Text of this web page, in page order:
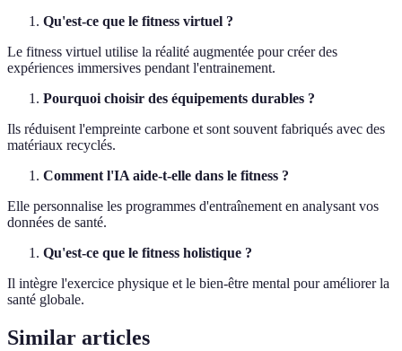
Qu'est-ce que le fitness virtuel ?
Le fitness virtuel utilise la réalité augmentée pour créer des
expériences immersives pendant l'entrainement.
Pourquoi choisir des équipements durables ?
Ils réduisent l'empreinte carbone et sont souvent fabriqués avec des
matériaux recyclés.
Comment l'IA aide-t-elle dans le fitness ?
Elle personnalise les programmes d'entraînement en analysant vos
données de santé.
Qu'est-ce que le fitness holistique ?
Il intègre l'exercice physique et le bien-être mental pour améliorer la
santé globale.
Similar articles